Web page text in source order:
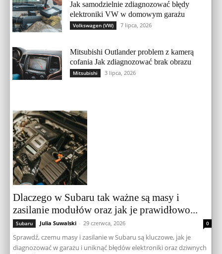
Jak samodzielnie zdiagnozować błędy
elektroniki VW w domowym garażu
Volkswagen (VW) 7 lipca, 2026
Mitsubishi Outlander problem z kamerą
cofania Jak zdiagnozować brak obrazu
Mitsubishi 3 lipca, 2026
Dlaczego w Subaru tak ważne są masy i
zasilanie modułów oraz jak je prawidłowo...
Subaru Julia Suwalski - 29 czerwca, 2026 0
Sprawdź, czemu masy i zasilanie w Subaru są kluczowe, jak je
diagnozować w garażu i uniknąć błędów elektroniki oraz dziwnych